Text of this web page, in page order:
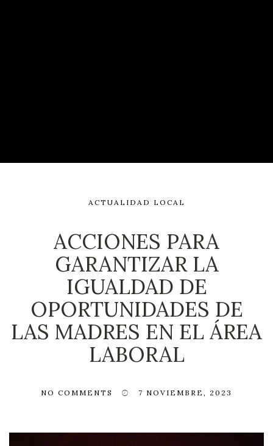
ACTUALIDAD LOCAL
ACCIONES PARA
GARANTIZAR LA
IGUALDAD DE
OPORTUNIDADES DE
LAS MADRES EN EL ÁREA
LABORAL
NO COMMENTS 7 NOVIEMBRE, 2023